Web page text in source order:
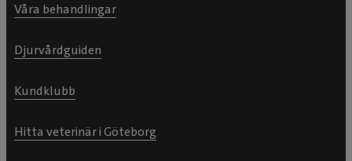
Våra behandlingar
Djurvårdguiden
Kundklubb
Hitta veterinär i Göteborg